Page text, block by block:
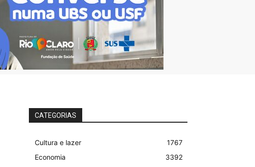
CATEGORIAS
Cultura e lazer
1767
Economia
3392